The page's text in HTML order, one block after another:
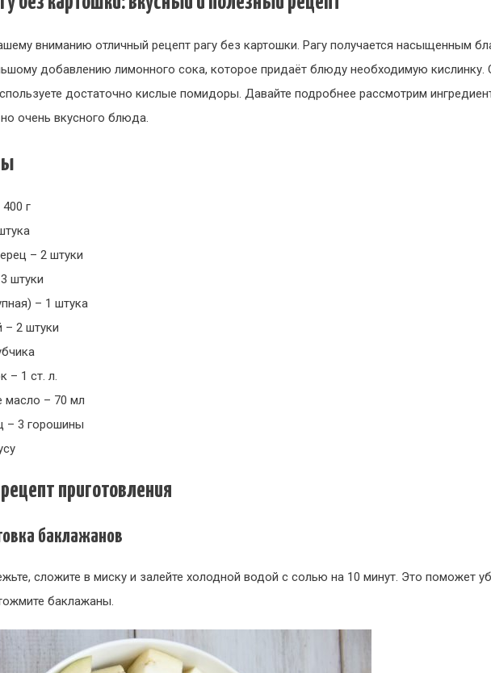
вниманию отличный рецепт рагу без картошки. Рагу получается насыщенным
добавлению лимонного сока, которое придаёт блюду необходимую
достаточно кислые помидоры. Давайте подробнее рассмотрим
очень вкусного блюда.
г
– 2 штуки
штуки
– 1 штука
– 2 штуки
– 1 ст. л.
масло – 70 мл
– 3 горошины
приготовления
баклажанов
сложите в миску и залейте холодной водой с солью на 10 минут. Это поможет
баклажаны.